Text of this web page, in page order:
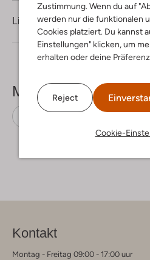
Zustimmung. Wenn du auf
werden nur die funktionalen
Cookies platziert. Du kannst
Einstellungen" klicken, um
erhalten oder deine
Reject
Cookie-
Lieferung & Rückgabe
Mehr sehen
Kontakt
Montag - Freitag 09:00 - 17:00 uur